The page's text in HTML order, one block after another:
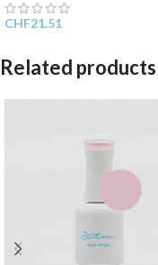
CHF21.51
Related products